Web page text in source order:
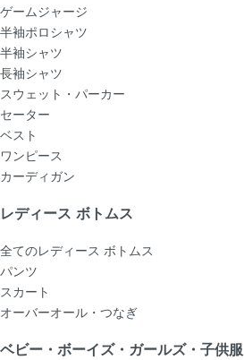
ゲームジャージ
半袖ポロシャツ
半袖シャツ
長袖シャツ
スウェット・パーカー
セーター
ベスト
ワンピース
カーディガン
レディース ボトムス
全てのレディース ボトムス
パンツ
スカート
オーバーオール・つなぎ
ベビー・ボーイズ・ガールズ・子供服